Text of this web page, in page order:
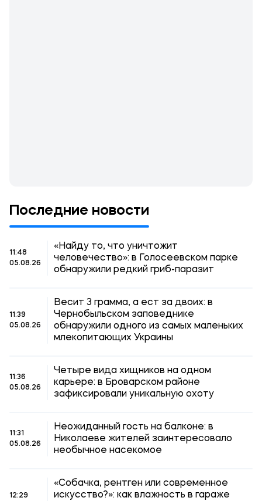
Последние новости
11:48
05.08.26
«Найду то, что уничтожит
человечество»: в Голосеевском парке
обнаружили редкий гриб-паразит
11:39
05.08.26
Весит 3 грамма, а ест за двоих: в
Чернобыльском заповеднике
обнаружили одного из самых маленьких
млекопитающих Украины
11:36
05.08.26
Четыре вида хищников на одном
карьере: в Броварском районе
зафиксировали уникальную охоту
11:31
05.08.26
Неожиданный гость на балконе: в
Николаеве жителей заинтересовало
необычное насекомое
12:29
«Собачка, рентген или современное
искусство?»: как влажность в гараже